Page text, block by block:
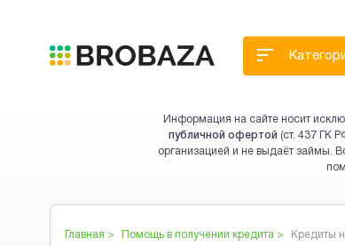
Информация на сайте носит
публичной офертой (ст. 437 ГК
организацией и не выдаёт займы.
Главная > Помощь в получении кредита > Кредиты